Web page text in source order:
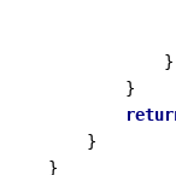
            }
        }
    }